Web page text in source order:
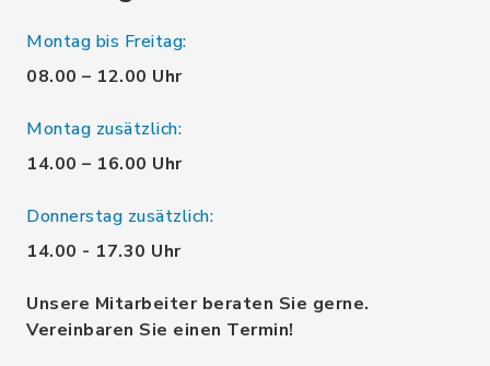
Montag bis Freitag:
08.00 – 12.00 Uhr
Montag zusätzlich:
14.00 – 16.00 Uhr
Donnerstag zusätzlich:
14.00 - 17.30 Uhr
Unsere Mitarbeiter beraten Sie gerne.
Vereinbaren Sie einen Termin!